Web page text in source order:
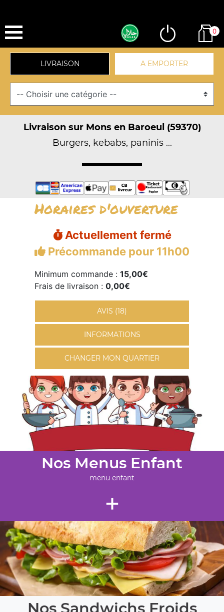
0
LIVRAISON A EMPORTER
Livraison sur Mons en Baroeul (59370)
Burgers, kebabs, paninis ...
Horaires d'ouverture
Actuellement fermé
Précommande pour 11h00
Minimum commande : 15,00€
Frais de livraison : 0,00€
AVIS (18)
INFORMATIONS
CHANGER MON QUARTIER
Nos Menus Enfant
menu enfant
+
Nos Sandwichs Froids